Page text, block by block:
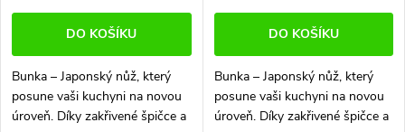
DO KOŠÍKU
Bunka – Japonský nůž, který
posune vaši kuchyni na novou
úroveň. Díky zakřivené špičce a
DO KOŠÍKU
Bunka – Japonský nůž, který
posune vaši kuchyni na novou
úroveň. Díky zakřivené špičce a